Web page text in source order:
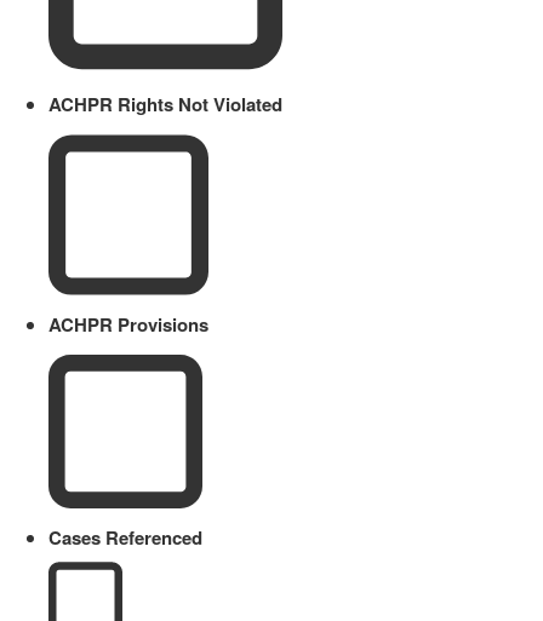
ACHPR Rights Not Violated
ACHPR Provisions
Cases Referenced